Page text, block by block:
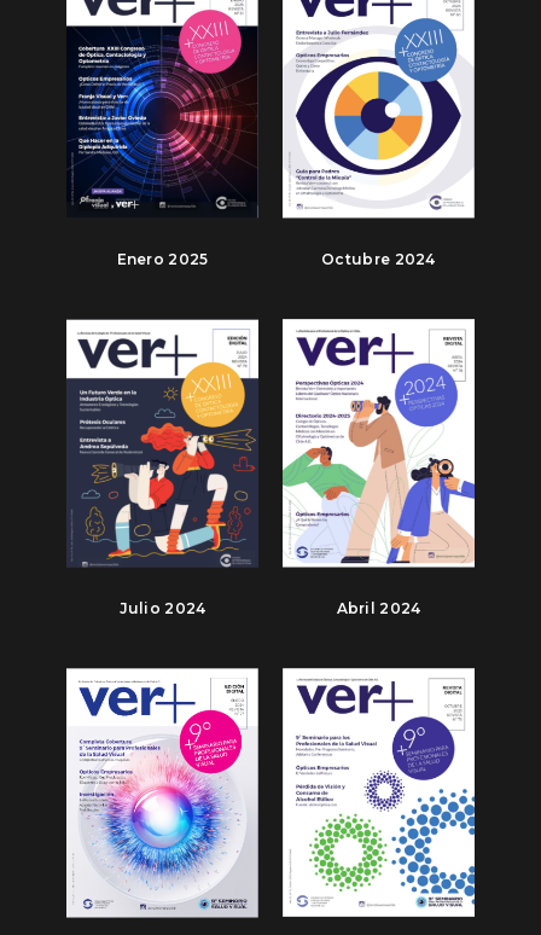
Enero 2025 Octubre 2024
Julio 2024 Abril 2024